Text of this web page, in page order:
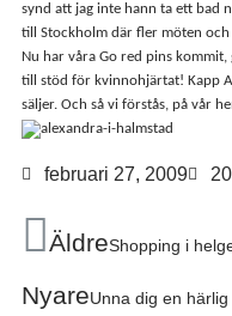
synd att jag inte hann ta ett bad
till Stockholm där fler möten och
Nu har våra Go red pins
till stöd för kvinnohjärtat! Kapp
säljer. Och så vi förstås, på vår
februari 27, 2009
ÄldreShopping i
NyareUnna dig en härlig